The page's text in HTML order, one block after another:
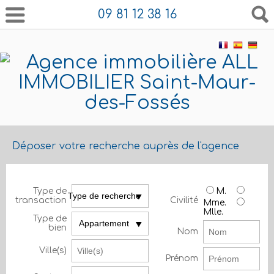
09 81 12 38 16
Déposer votre recherche auprès de l'agence
Type de
transaction Type de recherche
Type de
bien
Appartement
Ville(s)
Civilité
M.
Mme.
Mlle.
Nom
Prénom